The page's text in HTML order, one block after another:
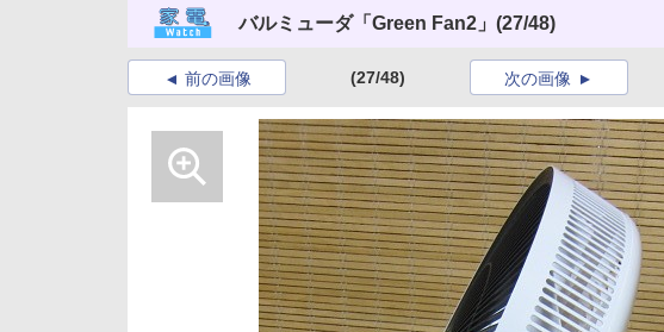
バルミューダ「Green Fan2」 (27/48)
前の画像 (27/48) 次の画像